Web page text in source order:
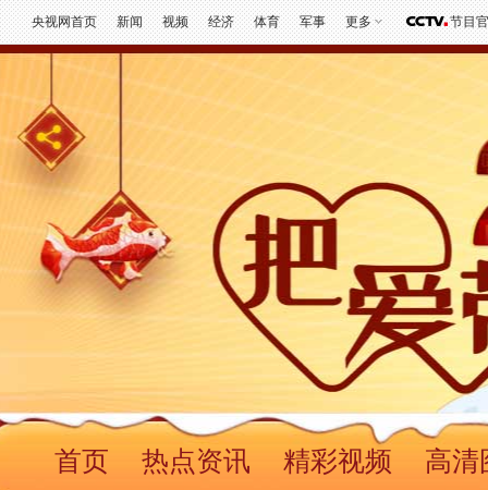
央视网首页 新闻 视频 经济 体育 军事 更多 节目
首页 热点资讯 精彩视频 高清